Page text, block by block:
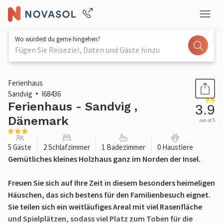
Wo würdest du gerne hingehen?
Fügen Sie Reiseziel, Daten und Gäste hinzu
1 / 26
Ferienhaus
Sandvig
I68436
Ferienhaus - Sandvig ,
Dänemark
3.9
out of 5
5 Gäste 2 Schlafzimmer 1 Badezimmer 0 Haustiere
Gemütliches kleines Holzhaus ganz im Norden der Insel.
Freuen Sie sich auf Ihre Zeit in diesem besonders heimeligen
Häuschen, das sich bestens für den Familienbesuch eignet.
Sie teilen sich ein weitläufiges Areal mit viel Rasenfläche
und Spielplätzen, sodass viel Platz zum Toben für die